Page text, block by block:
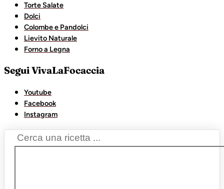
Torte Salate
Dolci
Colombe e Pandolci
Lievito Naturale
Forno a Legna
Segui VivaLaFocaccia
Youtube
Facebook
Instagram
Search
...